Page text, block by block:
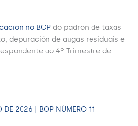
no BOP do padrón de taxas
depuración de augas residuais e
ao 4º Trimestre de
DE 2026 | BOP NÚMERO 11